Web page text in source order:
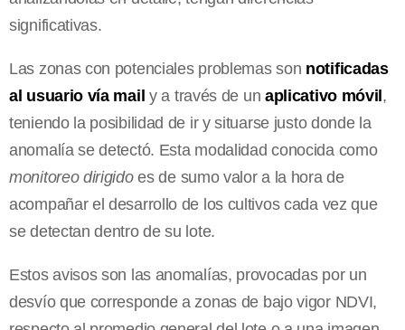
significativas.
Las zonas con potenciales problemas son notificadas
al usuario vía mail y a través de un aplicativo móvil ,
teniendo la posibilidad de ir y situarse justo donde la
anomalía se detectó. Esta modalidad conocida como
monitoreo dirigidoes de sumo valor a la hora de
acompañar el desarrollo de los cultivos cada vez que
se detectan dentro de su lote.
Estos avisos son las anomalías, provocadas por un
desvío que corresponde a zonas de bajo vigor NDVI,